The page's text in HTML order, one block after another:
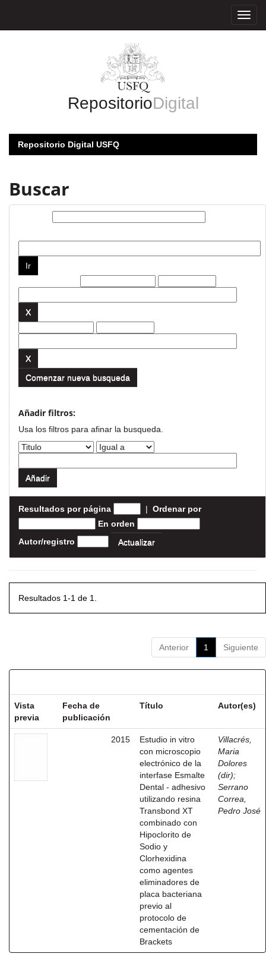
RepositorioDigital
Repositorio Digital USFQ
Buscar
Comenzar nueva busqueda
Añadir filtros:
Usa los filtros para afinar la busqueda.
Resultados por página | Ordenar por
En orden
Autor/registro
Resultados 1-1 de 1.
Anterior 1 Siguiente
Vista
previa
Fecha de
publicación
Título Autor(es)
2015
Estudio in vitro
con microscopio
electrónico de la
interfase Esmalte
Dental - adhesivo
utilizando resina
Transbond XT
combinado con
Hipoclorito de
Sodio y
Clorhexidina
como agentes
eliminadores de
placa bacteriana
previo al
protocolo de
cementación de
Brackets
Villacrés,
Maria
Dolores
(dir);
Serrano
Correa,
Pedro José